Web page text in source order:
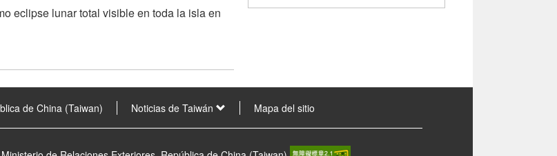
eclipse lunar total visible en toda la isla en
de China (Taiwan) Noticias de Taiwán Mapa del sitio